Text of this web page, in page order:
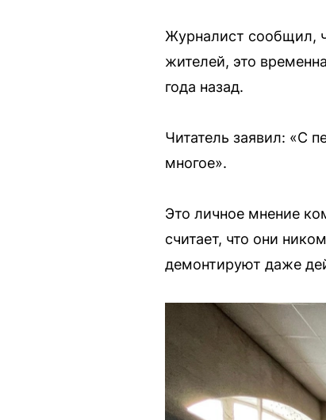
Журналист сообщил,
жителей, это
года назад.
Читатель заявил: «С
многое».
Это личное мнение
считает, что они
демонтируют даже